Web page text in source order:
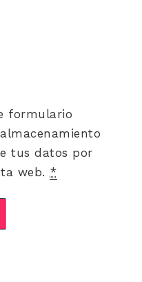
formulario
tus datos por
web. *